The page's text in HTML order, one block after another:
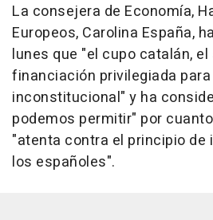
La consejera de Economía,
Europeos, Carolina España,
lunes que "el cupo catalán,
financiación privilegiada
inconstitucional" y ha
podemos permitir" por
"atenta contra el principio de
los españoles".